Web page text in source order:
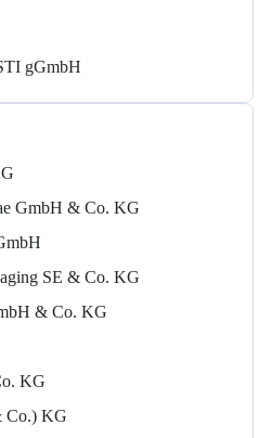
gGmbH
GmbH & Co. KG
SE & Co. KG
& Co. KG
KG
Co.) KG